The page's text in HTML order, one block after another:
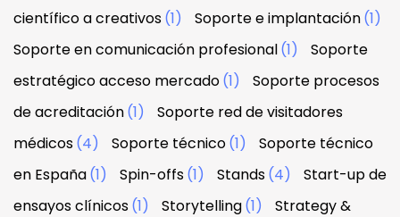
científico a creativos(1) Soporte e implantación(1)
Soporte en comunicación profesional(1)
Soporte
estratégico acceso mercado(1)
Soporte procesos
de acreditación(1)
Soporte red de visitadores
médicos(4) Soporte técnico(1)
Soporte técnico
en España(1) Spin-offs(1) Stands(4)
Start-up de
ensayos clínicos(1) Storytelling(1)
Strategy &